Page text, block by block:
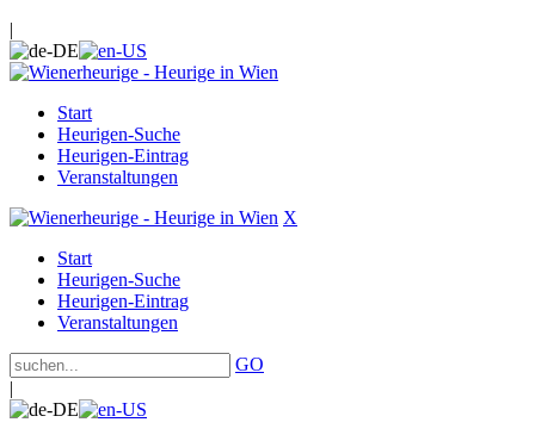
|
Start
Heurigen-Suche
Heurigen-Eintrag
Veranstaltungen
X
Start
Heurigen-Suche
Heurigen-Eintrag
Veranstaltungen
GO
|